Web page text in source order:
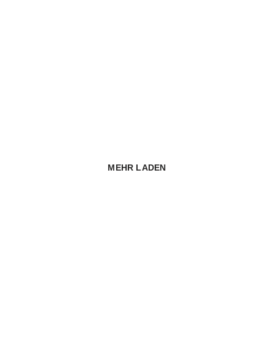
MEHR LADEN